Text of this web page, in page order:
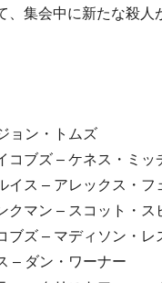
、集会中に新たな殺人
ョン・トムズ
コブズ – ケネス・ミッ
イス – アレックス・フ
クマン – スコット・ス
ブズ – マディソン・レ
– ダン・ワーナー